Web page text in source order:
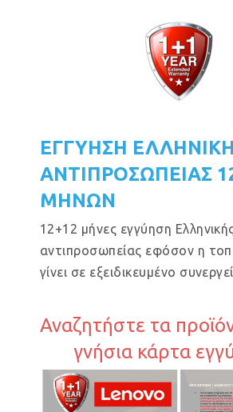
ΕΓΓΥΗΣΗ
ΑΝΤΙΠΡΟΣΩΠΕΙΑΣ
ΜΗΝΩΝ
12+12 μήνες εγγύηση
αντιπροσωπείας εφόσον η
γίνει σε εξειδικευμένο
Αναζητήστε τα
γνήσια κάρτα